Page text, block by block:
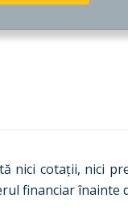
nici cotații, nici
financiar înainte